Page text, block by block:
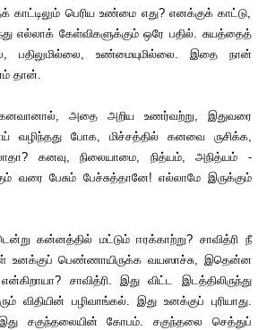
பெரிய உண்மை எது? எனக்குக் காட்டு,
எல்லாக் கேள்விகளுக்கும் ஒரே பதில். சுயத்தைத்
பதிலுமில்லை, உண்மையுமில்லை. இதை நான்
தான்.
அதை அறிய உணர்வற்று, இதுவரை
வழிந்தது போக, மிச்சத்தில் கனவை ருசிக்க,
கனவு, நிலையாமை, நித்யம், அநித்யம் -
வரை பேசும் பேச்சுத்தானே! எல்லாமே இருக்கும்
மட்டும் ஈரக்காற்று? சாவித்ரி நீ
உனக்குப் பெண்ணாயிருக்க வயஸாச்சு, இதென்ன
சாவித்ரி. இது விட்ட இடத்திலிருந்து
விதியின் பழிவாங்கல். இது உனக்குப் புரியாது.
இது சகுந்தலையின் கோபம். சகுந்தலை செத்துப்